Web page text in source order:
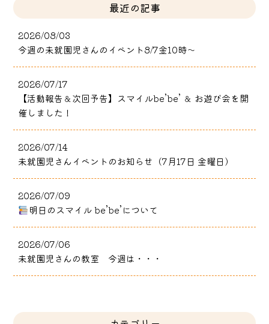
最近の記事
2026/08/03
今週の未就園児さんのイベント8/7金10時～
2026/07/17
【活動報告＆次回予告】スマイルbe’be’ ＆ お遊び会を開
催しました！
2026/07/14
未就園児さんイベントのお知らせ（7月17日 金曜日）
2026/07/09
明日のスマイル be’be’について
2026/07/06
未就園児さんの教室 今週は・・・